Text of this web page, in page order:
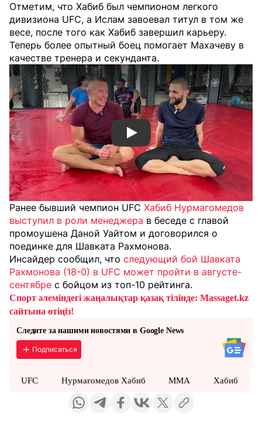
Отметим, что Хабиб был чемпионом легкого
дивизиона UFC, а Ислам завоевал титул в том же
весе, после того как Хабиб завершил карьеру.
Теперь более опытный боец помогает Махачеву в
качестве тренера и секунданта.
Смотреть видео YouTube
Ранее бывший чемпион UFC Хабиб Нурмагомедов
выступил в роли менеджера в беседе с главой
промоушена Даной Уайтом и договорился о
поединке для Шавката Рахмонова.
Инсайдер сообщил, что следующий бой Шавката
Рахмонова (18-0) в UFC может пройти в августе-
сентябре с бойцом из топ-10 рейтинга.
Спорт әлеміндегі жаңалықтар қазақ тілінде: Massaget.kz
сайтына өтіңіз!
Следите за нашими новостями в Google News
Подписаться
UFC Нурмагомедов Хабиб MMA Хабиб